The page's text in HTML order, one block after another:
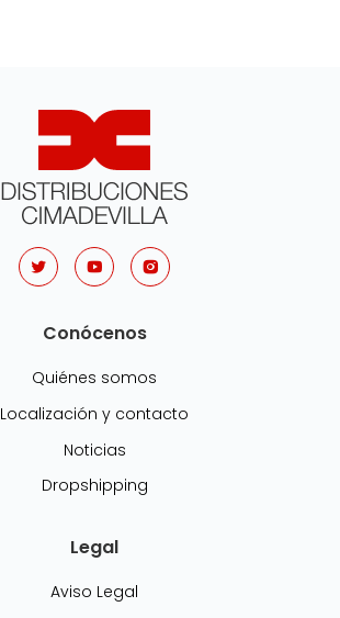
Conócenos
Quiénes somos
Localización y contacto
Noticias
Dropshipping
Legal
Aviso Legal